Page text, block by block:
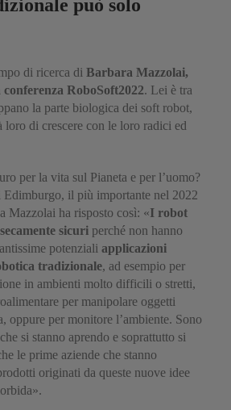
può solo
di ricerca di Barbara Mazzolai,
RoboSoft2022. Lei è tra
la parte biologica dei soft robot,
loro di crescere con le loro radici ed
per la vita sul Pianeta e per l’uomo?
Edimburgo, il più importante nel 2022
Mazzolai ha risposto così: «I robot
sicuri perché non hanno
potenziali applicazioni
tradizionale, ad esempio per
in ambienti molto difficili o stretti,
per manipolare oggetti
oppure per monitore l’ambiente. Sono
si stanno aprendo e soprattutto si
le prime aziende che stanno
originati da queste nuove idee